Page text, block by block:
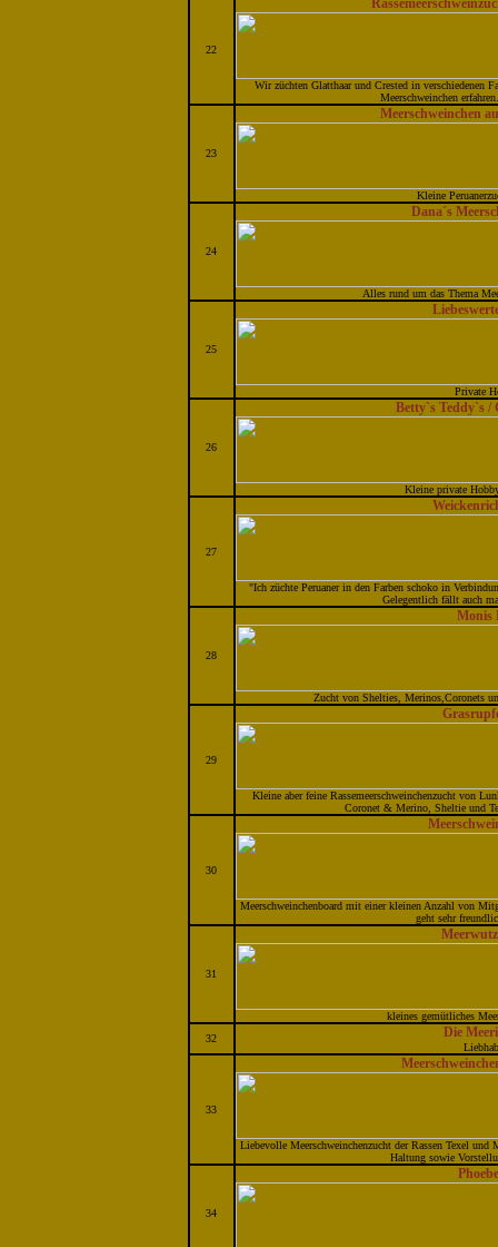
22
Wir züchten Glatthaar und Crested in verschiedenen
Meerschweinchen
23
Meerschweinchen
Kleine
24
Dana´s
Alles rund um das Thema
25
Private
26
Betty`s Teddy`s /
Kleine private
27
"Ich züchte Peruaner in den Farben schoko in
Gelegentlich fällt auch
28
Monis
Zucht von Shelties, Merinos,Coronets
29
Kleine aber feine Rassemeerschweinchenzucht von
Coronet & Merino, Sheltie und
30
Meerschweinchenboard mit einer kleinen Anzahl von
geht sehr
31
kleines gemütliches
32
Die
33
Liebevolle Meerschweinchenzucht der Rassen Texel
Haltung sowie
34